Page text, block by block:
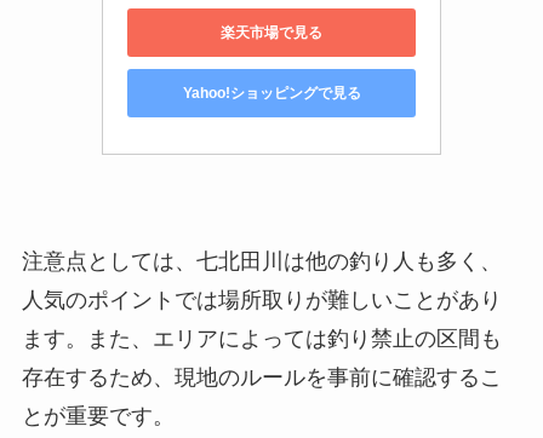
楽天市場で見る
Yahoo!ショッピングで見る
注意点としては、七北田川は他の釣り人も多く、
人気のポイントでは場所取りが難しいことがあり
ます。また、エリアによっては釣り禁止の区間も
存在するため、現地のルールを事前に確認するこ
とが重要です。